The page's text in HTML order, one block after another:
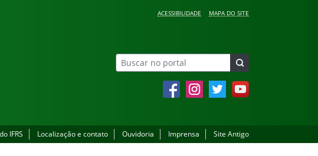
ACESSIBILIDADE MAPA DO SITE
FacebookInstagramTwitter YouTube
IFRS Localização e contato Ouvidoria Imprensa Site Antigo